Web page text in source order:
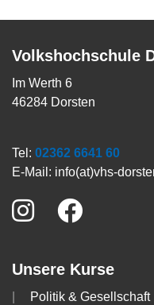
Volkshochschule
Im Werth 6
46284 Dorsten
Tel: 02362 6641 60
E-Mail: info(at)vhs-
Unsere Kurse
Politik & Gesellschaft